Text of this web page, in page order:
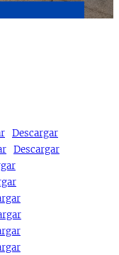
Descargar
Descargar